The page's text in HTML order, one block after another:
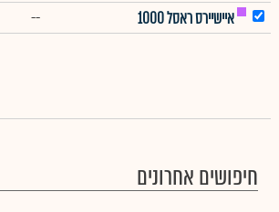
איישיירס ראסל 1000
--
חיפושים אחרונים